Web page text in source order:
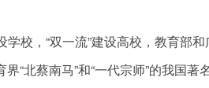
校，“双一流”建设高校，教育部
“北蔡南马”和“一代宗师”的我国著